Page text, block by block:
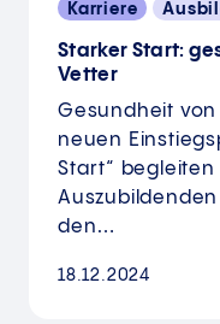
Karriere
Starker Start:
Vetter
Gesundheit
neuen
Start“
den…
18.12.2024